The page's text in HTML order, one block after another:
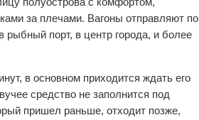
за плечами. Вагоны отправляют по
рыбный порт, в центр города, и более
в основном приходится ждать его
средство не заполнится под
пришел раньше, отходит позже,